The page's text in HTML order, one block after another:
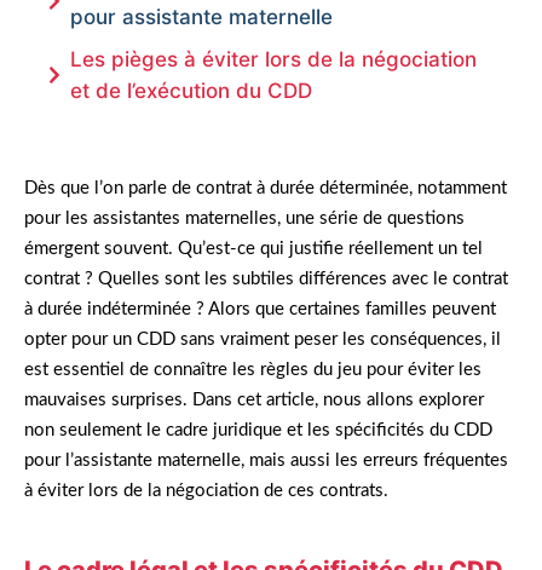
pour assistante maternelle
Les pièges à éviter lors de la négociation
et de l’exécution du CDD
Dès que l’on parle de contrat à durée déterminée, notamment
pour les assistantes maternelles, une série de questions
émergent souvent. Qu’est-ce qui justifie réellement un tel
contrat ? Quelles sont les subtiles différences avec le contrat
à durée indéterminée ? Alors que certaines familles peuvent
opter pour un CDD sans vraiment peser les conséquences, il
est essentiel de connaître les règles du jeu pour éviter les
mauvaises surprises. Dans cet article, nous allons explorer
non seulement le cadre juridique et les spécificités du CDD
pour l’assistante maternelle, mais aussi les erreurs fréquentes
à éviter lors de la négociation de ces contrats.